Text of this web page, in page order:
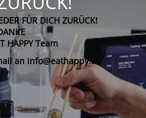
FÜR DICH ZURÜCK!
HAPPY Team
an info@eathappy.at